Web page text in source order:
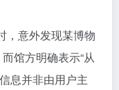
，意外发现某博物
馆方明确表示“从
息并非由用户主